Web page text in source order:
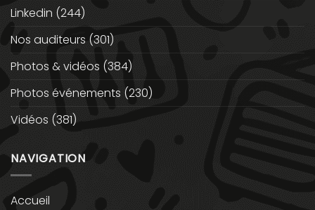
Linkedin (244)
Nos auditeurs (301)
Photos & vidéos (384)
Photos événements (230)
Vidéos (381)
NAVIGATION
Accueil